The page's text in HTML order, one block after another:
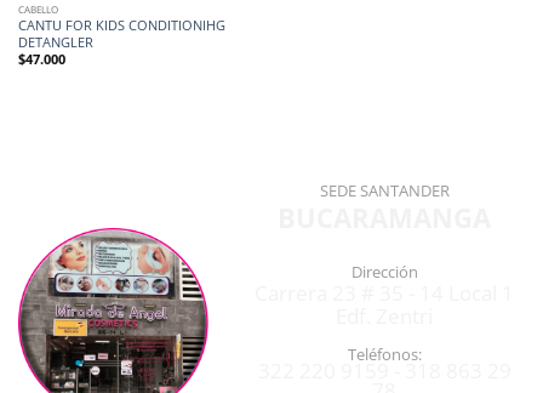
CABELLO
CANTU FOR KIDS CONDITIONIHG
DETANGLER
$47.000
SEDE SANTANDER
Dirección
Teléfonos: